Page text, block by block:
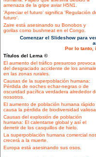
amenaza de la gripe aviar H5N1.
'Apreciar el futuro' significa 'Regulación
futuro'.
Zaire está asesinando su Bonobos y
gorilas como bushmeat en el Congo.
Comenzar el Slideshow para
Por lo tanto,
Títulos del Lema ©
El aumento del tráfico presuroso provoca
del desgraciado accidente de los
en las zonas rurales.
Causas de la superpoblación humana:
Pérdida de noches echar-negras o de
oscuridad pacífica verdadera alrededor
nosotros.
El aumento de población humana rápido
causa la pérdida de biodiversidad
Causas del explosión de población
humana: El calentarse global y así el
derretir de los casquillos de hielo.
La superpoblación humana comercial
crecerá a la muerte.
Europa está asesinando sus osos.